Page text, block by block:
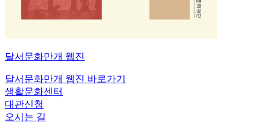
달서문화만개 웹진
달서문화만개 웹진 바로가기
생활문화센터
대관신청
오시는 길